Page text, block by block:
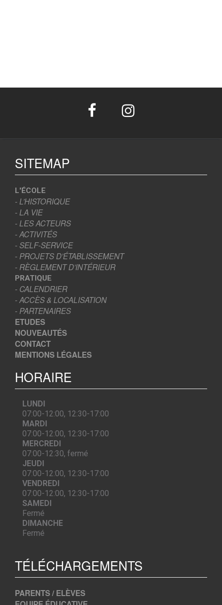
SITEMAP
L'ÉCOLE
- L’HISTORIQUE
- LA VIE
- LES ACTEURS
- ACTIVITÉS
- SELF-SERVICE
- PROJETS D’ÉTABLISSEMENT
- RÈGLEMENT D’INTÉRIEUR
PRATIQUE
- CALENDRIER
- ACCÈS & LOCALISATION
- PARTENAIRES
ETUDES
NOUVEAUTÉS
CONTACT
MENTIONS LÉGALES
HORAIRE
LUNDI
07:00-12:00, 12:30-17:00
MARDI
07:00-12:00, 12:30-17:00
MERCREDI
07:00-12:30, fermé
JEUDI
07:00-12:00, 12:30-17:00
VENDREDI
07:00-12:00, 12:30-17:00
SAMEDI
Fermé
DIMANCHE
Fermé
TÉLÉCHARGEMENTS
PARENTS / ELÈVES